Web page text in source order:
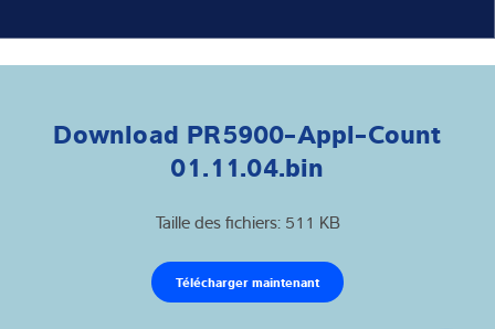
Download PR5900-Appl-Count
01.11.04.bin
Taille des fichiers: 511 KB
Télécharger maintenant